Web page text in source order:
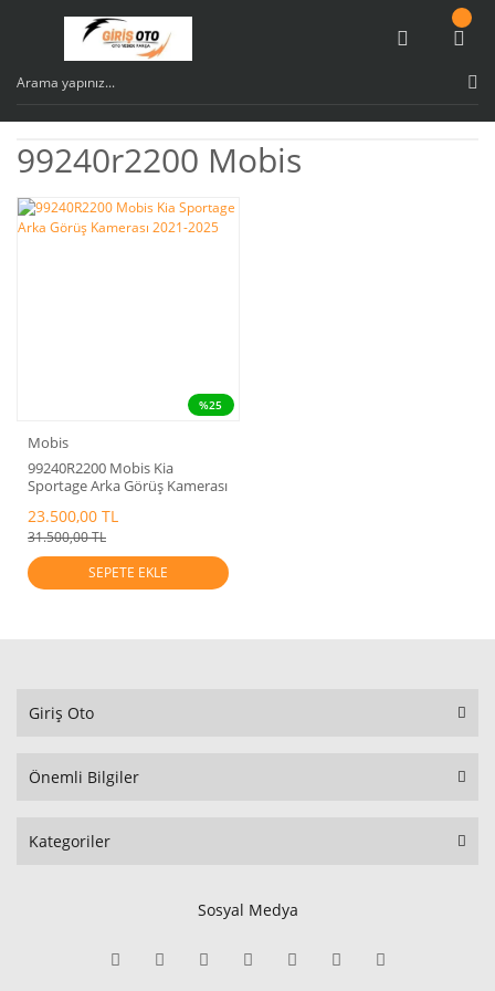
99240r2200 Mobis
%25
Mobis
99240R2200 Mobis Kia
Sportage Arka Görüş Kamerası
23.500,00 TL
31.500,00 TL
SEPETE EKLE
Giriş Oto
Önemli Bilgiler
Kategoriler
Sosyal Medya